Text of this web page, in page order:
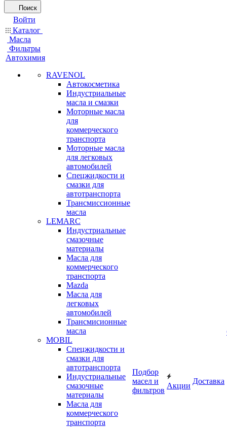
Поиск
Войти
Каталог
Масла
Фильтры
Автохимия
RAVENOL
Автокосметика
Индустриальные
масла и смазки
Моторные масла
для
коммерческого
транспорта
Моторные масла
для легковых
автомобилей
Спецжидкости и
смазки для
автотранспорта
Трансмиссионные
масла
LEMARC
Индустриальные
смазочные
материалы
Масла для
коммерческого
транспорта
Mazda
Масла для
легковых
автомобилей
Трансмисионные
масла
MOBIL
Cпецжидкости и
смазки для
автотранспорта
Индустриальные
смазочные
материалы
Масла для
коммерческого
транспорта
Подбор
масел и
фильтров
Акции
Доставка